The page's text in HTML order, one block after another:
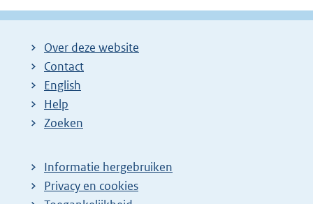
Over deze website
Contact
English
Help
Zoeken
Informatie hergebruiken
Privacy en cookies